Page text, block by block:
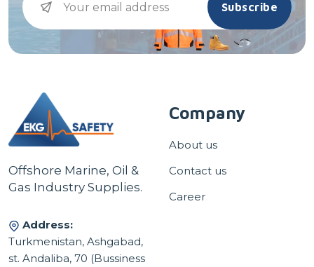
Subscribe
Offshore Marine, Oil &
Gas Industry Supplies.
Address:
Turkmenistan, Ashgabad,
st. Andaliba, 70 (Bussiness
Company
About us
Contact us
Career